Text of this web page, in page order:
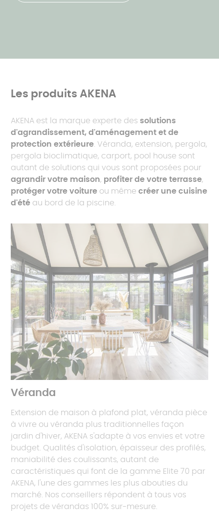
Les produits AKENA
AKENA est la marque experte dessolutions
d'agrandissement, d'aménagement et de
protection extérieure . Véranda, extension, pergola,
pergola bioclimatique, carport, pool house sont
autant de solutions qui vous sont proposées pour
agrandir votre maison, profiter de votre terrasse,
protéger votre voiture ou mêmecréer une cuisine
d'été au bord de la piscine.
Véranda
Extension de maison à plafond plat, véranda pièce
à vivre ou véranda plus traditionnelles façon
jardin d'hiver, AKENA s'adapte à vos envies et votre
budget. Qualités d'isolation, épaisseur des profilés,
maniabilité des coulissants, autant de
caractéristiques qui font de la gamme Elite 70 par
AKENA, l'une des gammes les plus abouties du
marché. Nos conseillers répondent à tous vos
projets de vérandas 100% sur-mesure.